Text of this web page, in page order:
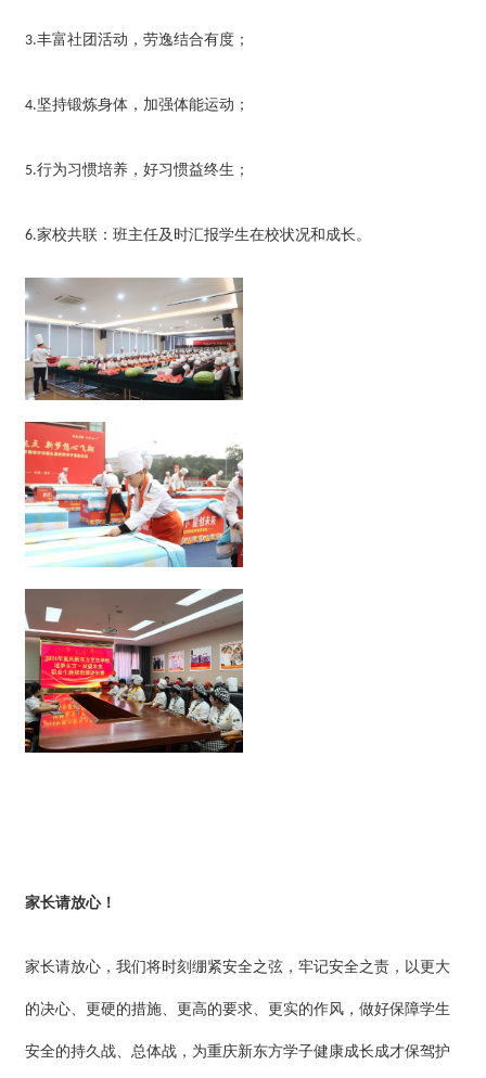
3.丰富社团活动，劳逸结合有度；
4.坚持锻炼身体，加强体能运动；
5.行为习惯培养，好习惯益终生；
6.家校共联：班主任及时汇报学生在校状况和成长。
家长请放心！
家长请放心，我们将时刻绷紧安全之弦，牢记安全之责，以更大
的决心、更硬的措施、更高的要求、更实的作风，做好保障学生
安全的持久战、总体战，为重庆新东方学子健康成长成才保驾护